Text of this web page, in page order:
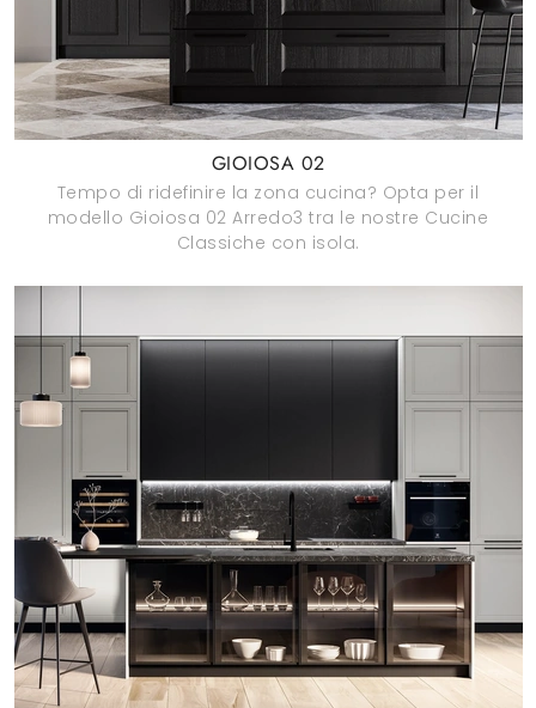
GIOIOSA 02
Tempo di ridefinire la zona cucina? Opta per il
modello Gioiosa 02 Arredo3 tra le nostre Cucine
Classiche con isola.